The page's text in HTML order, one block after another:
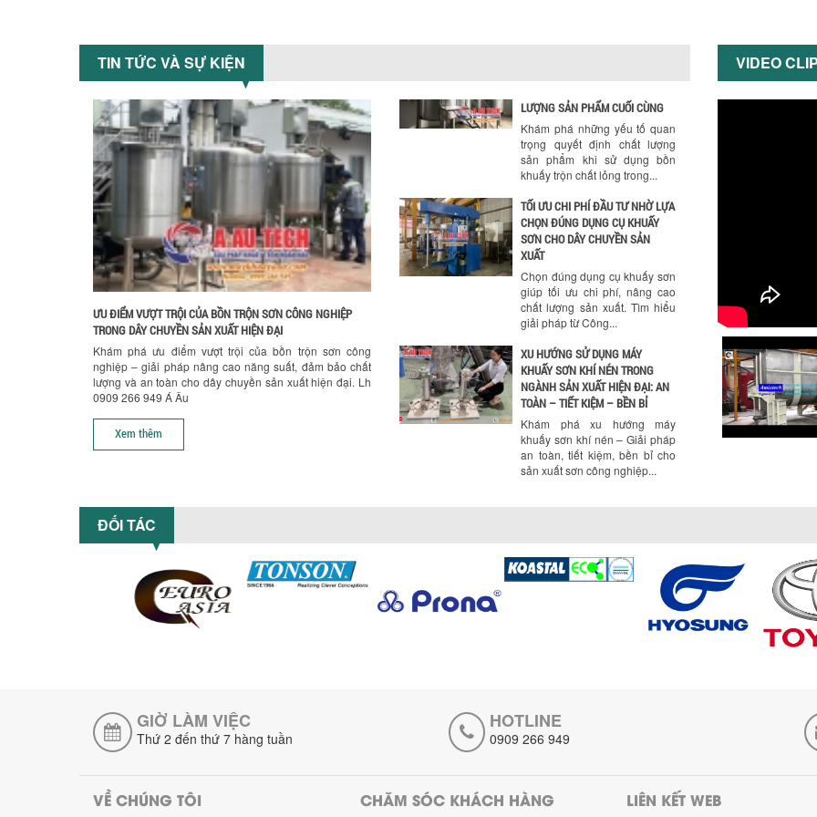
Hướng dẫn thanh toán mua hàng
Chính sách đổi trả hàng
TIN TỨC VÀ SỰ KIỆN
ƯU ĐIỂM VƯỢT TRỘI CỦA BỒN TRỘN SƠN CÔNG NGHIỆP
TRONG DÂY CHUYỀN SẢN XUẤT HIỆN ĐẠI
Khám phá ưu điểm vượt trội của bồn trộn sơn công
nghiệp – giải pháp nâng cao năng suất, đảm bảo chất
lượng và an toàn cho dây chuyền sản xuất hiện đại. Lh
0909 266 949 Á Âu
Xem thêm
LƯỢNG SẢN PHẨM CUỐI CÙNG
Khám phá những yếu tố quan
trọng quyết định chất lượng
sản phẩm khi sử dụng bồn
khuấy trộn chất lỏng trong...
TỐI ƯU CHI PHÍ ĐẦU TƯ NHỜ LỰA
CHỌN ĐÚNG DỤNG CỤ KHUẤY
SƠN CHO DÂY CHUYỀN SẢN
XUẤT
giúp tối ưu chi phí, nâng cao
chất lượng sản xuất. Tìm hiểu
giải pháp từ Công...
XU HƯỚNG SỬ DỤNG MÁY
KHUẤY SƠN KHÍ NÉN TRONG
NGÀNH SẢN XUẤT HIỆN ĐẠI: AN
TOÀN – TIẾT KIỆM – BỀN BỈ
Khám phá xu hướng máy
khuấy sơn khí nén – Giải pháp
an toàn, tiết kiệm, bền bỉ cho
sản xuất sơn công nghiệp...
thực sự phù hợp với ngành hóa
chất? Bài viết phân tích ưu,
5 LỢI ÍCH NỔI BẬT KHI SỬ DỤNG
chi phí, tăng năng suất,...
VỚI MÁY KHUẤY 3 TRỤC CÔNG
SUẤT LỚN
Tối ưu năng suất và tiết kiệm
VIDEO
ĐỐI TÁC
GIỜ LÀM VIỆC
Thứ 2 đến thứ 7 hàng tuần
HOTLINE
0909 266 949
VỀ CHÚNG TÔI CHĂM SÓC KHÁCH HÀNG LIÊN KẾT WEB